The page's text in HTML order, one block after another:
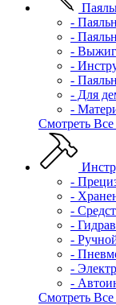
-
-
-
-
-
- Для
-
Смотреть
-
-
-
-
-
-
-
-
Смотреть